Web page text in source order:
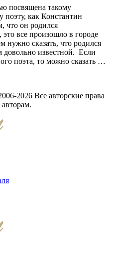
посвящена такому
поэту, как Константин
что он родился
это все произошло в городе
нужно сказать, что родился
довольно известной. Если
поэта, то можно сказать …
2026 Все авторские права